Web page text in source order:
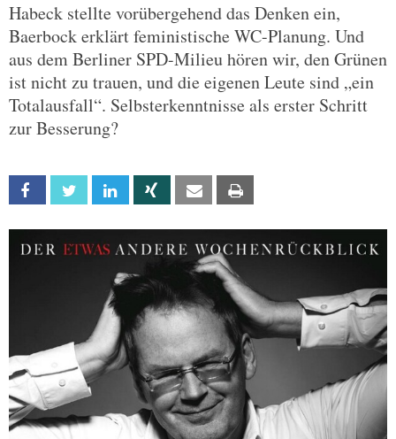
Habeck stellte vorübergehend das Denken ein,
Baerbock erklärt feministische WC-Planung. Und
aus dem Berliner SPD-Milieu hören wir, den Grünen
ist nicht zu trauen, und die eigenen Leute sind „ein
Totalausfall“. Selbsterkenntnisse als erster Schritt
zur Besserung?
Facebook Twitter Linkedin Xing Email